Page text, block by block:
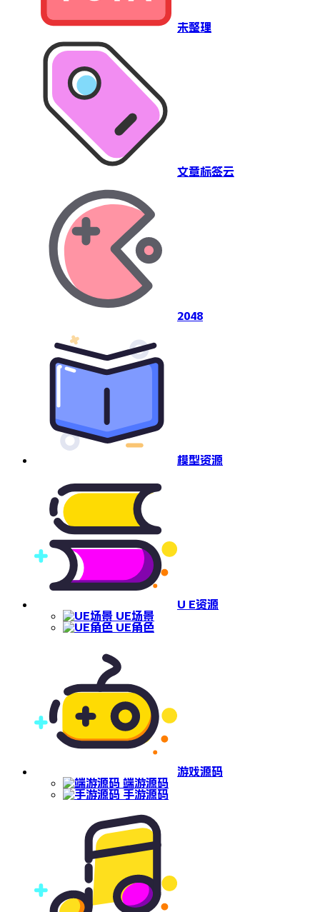
未整理
文章标签云
2048
模型资源
U E资源
UE场景
UE角色
游戏源码
端游源码
手游源码